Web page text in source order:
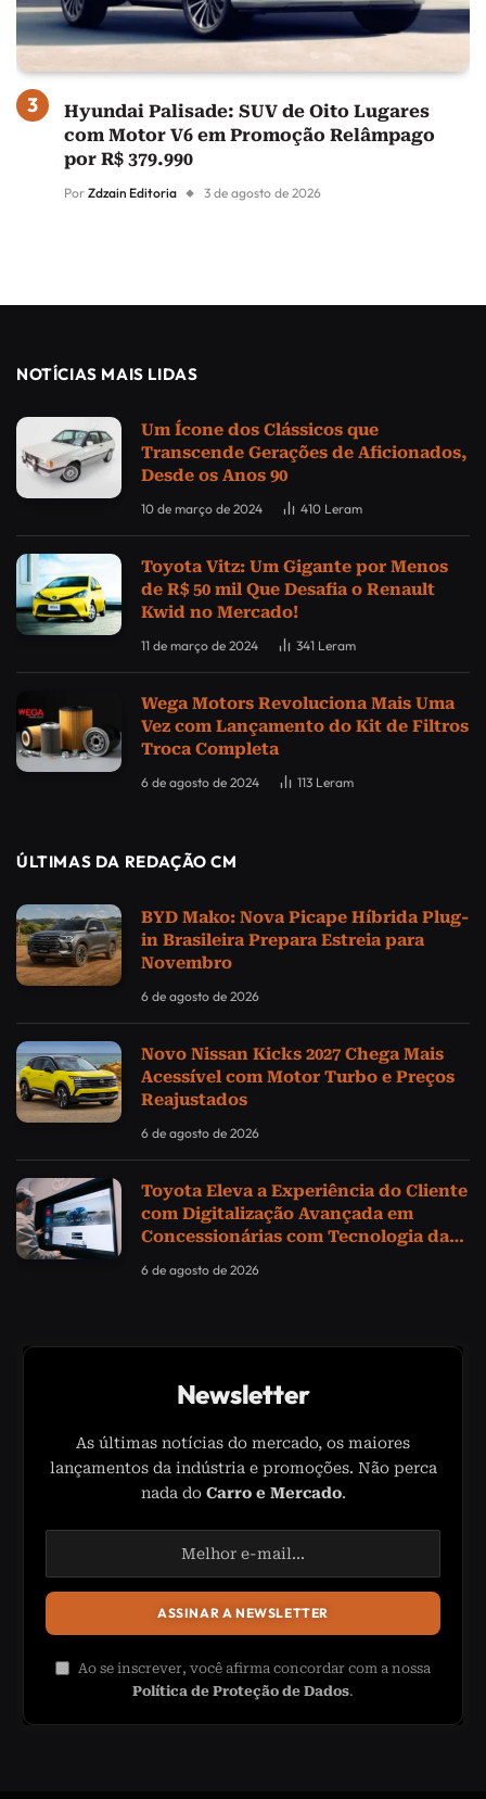
Hyundai Palisade: SUV de Oito Lugares
com Motor V6 em Promoção Relâmpago
por R$ 379.990
Por Zdzain Editoria 3 de agosto de 2026
NOTÍCIAS MAIS LIDAS
Um Ícone dos Clássicos que
Transcende Gerações de Aficionados,
Desde os Anos 90
10 de março de 2024 410 Leram
Toyota Vitz: Um Gigante por Menos
de R$ 50 mil Que Desafia o Renault
Kwid no Mercado!
11 de março de 2024 341 Leram
Wega Motors Revoluciona Mais Uma
Vez com Lançamento do Kit de Filtros
Troca Completa
6 de agosto de 2024 113 Leram
ÚLTIMAS DA REDAÇÃO CM
BYD Mako: Nova Picape Híbrida Plug-
in Brasileira Prepara Estreia para
Novembro
6 de agosto de 2026
Novo Nissan Kicks 2027 Chega Mais
Acessível com Motor Turbo e Preços
Reajustados
6 de agosto de 2026
Toyota Eleva a Experiência do Cliente
com Digitalização Avançada em
Concessionárias com Tecnologia da
6 de agosto de 2026
Newsletter
As últimas notícias do mercado, os maiores
lançamentos da indústria e promoções. Não perca
nada do Carro e Mercado.
Ao se inscrever, você afirma concordar com a nossa
Política de Proteção de Dados.